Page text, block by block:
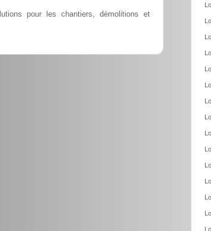
pour les chantiers, démolitions et